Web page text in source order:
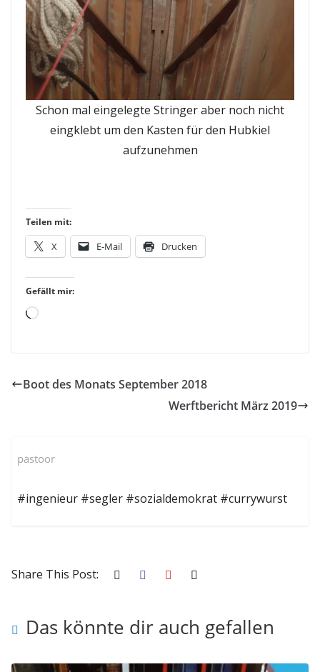
Schon mal eingelegte Stringer aber noch nicht
eingklebt um den Kasten für den Hubkiel
aufzunehmen
Teilen mit:
X E-Mail Drucken
Gefällt mir:
Loading…
Boot des Monats September 2018
Werftbericht März 2019
pastoor
#ingenieur #segler #sozialdemokrat #currywurst
Share This Post:
Das könnte dir auch gefallen